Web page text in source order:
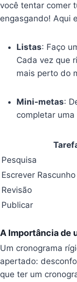
você tentar comer
engasgando! Aqui
Listas: Faço
Cada vez que
mais perto do
Mini-metas:
completar
Pesquisa
Escrever Rascunho
Revisão
Publicar
A Importância de
Um cronograma
apertado:
que ter um